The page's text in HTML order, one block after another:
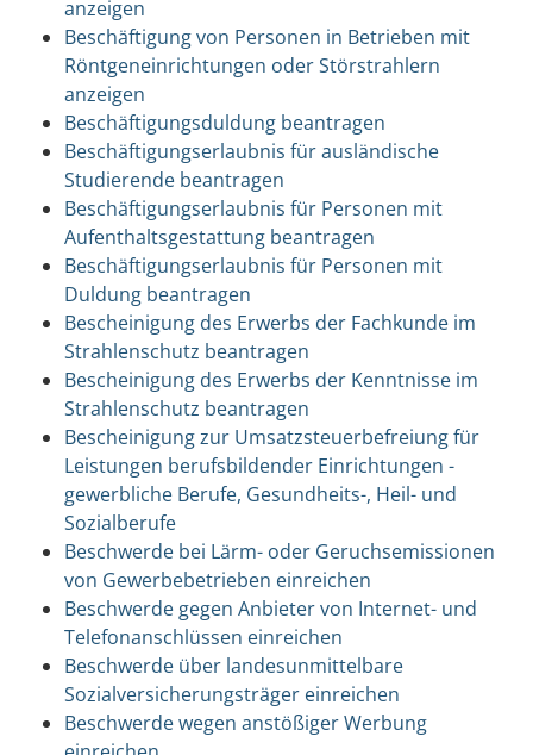
anzeigen
Beschäftigung von Personen in Betrieben mit
Röntgeneinrichtungen oder Störstrahlern
anzeigen
Beschäftigungsduldung beantragen
Beschäftigungserlaubnis für ausländische
Studierende beantragen
Beschäftigungserlaubnis für Personen mit
Aufenthaltsgestattung beantragen
Beschäftigungserlaubnis für Personen mit
Duldung beantragen
Bescheinigung des Erwerbs der Fachkunde im
Strahlenschutz beantragen
Bescheinigung des Erwerbs der Kenntnisse im
Strahlenschutz beantragen
Bescheinigung zur Umsatzsteuerbefreiung für
Leistungen berufsbildender Einrichtungen -
gewerbliche Berufe, Gesundheits-, Heil- und
Sozialberufe
Beschwerde bei Lärm- oder Geruchsemissionen
von Gewerbebetrieben einreichen
Beschwerde gegen Anbieter von Internet- und
Telefonanschlüssen einreichen
Beschwerde über landesunmittelbare
Sozialversicherungsträger einreichen
Beschwerde wegen anstößiger Werbung